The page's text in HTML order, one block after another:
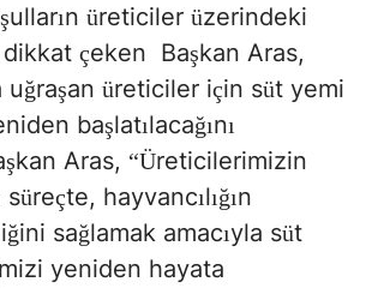
şulların üreticiler üzerindeki
çeken Başkan Aras,
uğraşan üreticiler için süt yemi
başlatılacağını
şkan Aras, “Üreticilerimizin
süreçte, hayvancılığın
ğini sağlamak amacıyla süt
yeniden hayata